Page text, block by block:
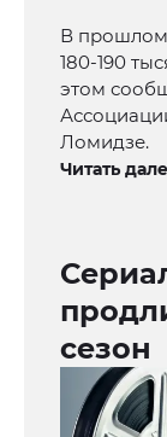
В прошлом
180-190
этом
Ломидзе.
Читать
сезон